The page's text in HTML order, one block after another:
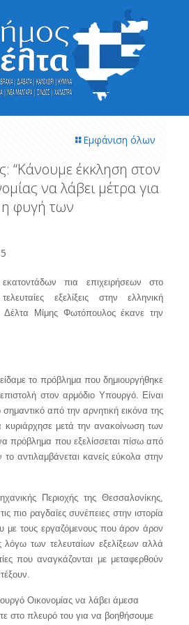
Εμφάνιση όλων
“Κάνουμε έκκληση στον
να λάβει μέτρα για
η φυγή των
πια επιχειρήσεων στο
εξελίξεις στην ελληνική
Δέλτα Μίμης Φωτόπουλος έκανε την
το πρόβλημα που δημιουργήθηκε
στον αρμόδιο Υπουργό. Είναι
από την αρνητική εικόνα της
μετά την ανακοίνωση των
πρόβλημα που εξελίσσεται πίσω από
το αντιλαμβάνεται κανείς εύκολα στην
Περιοχής της Θεσσαλονίκης,
πιο ραγδαίες συνέπειες στην ιστορία
τους εργαζόμενους που άρον άρον
λόγω των τελευταίων εξελίξεων αλλά
που αναγκάζονται με μεταφερθούν
Οικονομίας να λάβει άμεσα
στο πλευρό του για να βοηθήσουμε